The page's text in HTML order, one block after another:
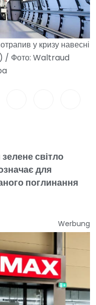
у кризу навесні
/ Фото: Waltraud
світло
для
поглинання
Werbung